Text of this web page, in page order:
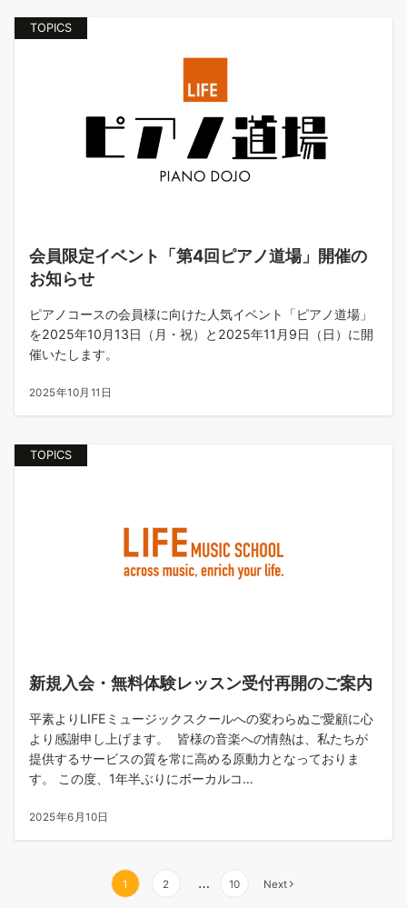
TOPICS
会員限定イベント「第4回ピアノ道場」開催の
お知らせ
ピアノコースの会員様に向けた人気イベント「ピアノ道場」
を2025年10月13日（月・祝）と2025年11月9日（日）に開
催いたします。
2025年10月11日
TOPICS
新規入会・無料体験レッスン受付再開のご案内
平素よりLIFEミュージックスクールへの変わらぬご愛顧に心
より感謝申し上げます。 皆様の音楽への情熱は、私たちが
提供するサービスの質を常に高める原動力となっておりま
す。 この度、1年半ぶりにボーカルコ…
2025年6月10日
1 2 … 10 Next